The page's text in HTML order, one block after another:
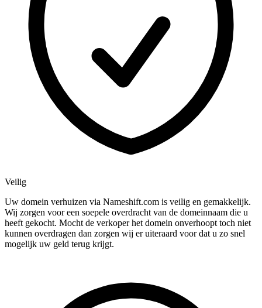
Veilig
Uw domein verhuizen via Nameshift.com is veilig en gemakkelijk.
Wij zorgen voor een soepele overdracht van de domeinnaam die u
heeft gekocht. Mocht de verkoper het domein onverhoopt toch niet
kunnen overdragen dan zorgen wij er uiteraard voor dat u zo snel
mogelijk uw geld terug krijgt.